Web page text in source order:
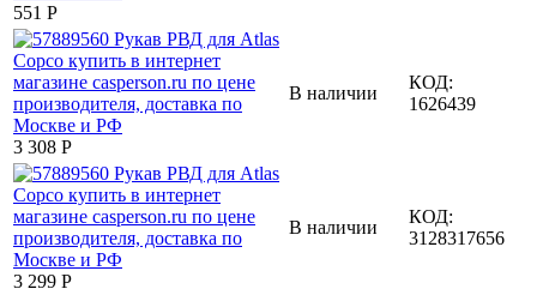
‍551‍ Р
3 308 Р
В наличии
КОД:
1626439
3 299 Р
В наличии
КОД:
3128317656